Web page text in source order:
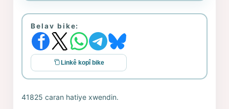
Belav bike:
Linkê kopî bike
41825 caran hatiye xwendin.